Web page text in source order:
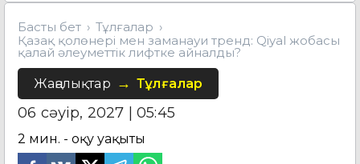
Басты бет
Тұлғалар
Қазақ қолөнері мен заманауи тренд: Qiyal жобасы
қалай әлеуметтік лифтке айналды?
Жаңалықтар Тұлғалар
06 сәуір, 2027 | 05:45
2 мин. - оқу уақыты